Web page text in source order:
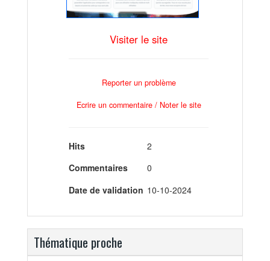
Visiter le site
Reporter un problème
Ecrire un commentaire / Noter le site
Hits
2
Commentaires
0
Date de validation 10-10-2024
Thématique proche